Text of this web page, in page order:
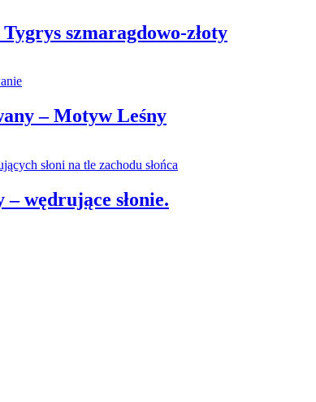
szmaragdowo-złoty
– Motyw Leśny
wędrujące słonie.